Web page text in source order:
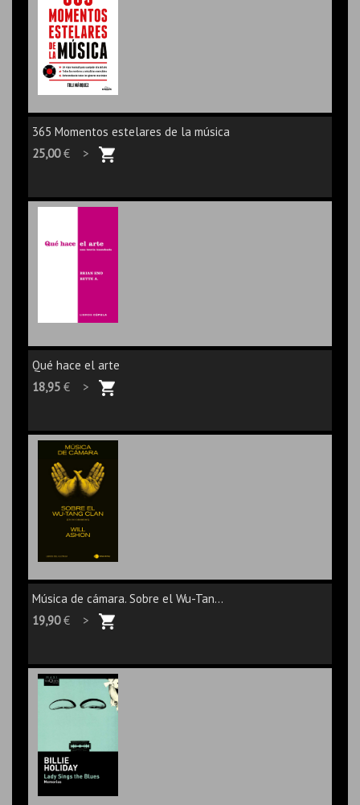
365 Momentos estelares de la música
25,00€ >
Qué hace el arte
18,95 € >
Música de cámara. Sobre el Wu-Tan...
19,90€ >